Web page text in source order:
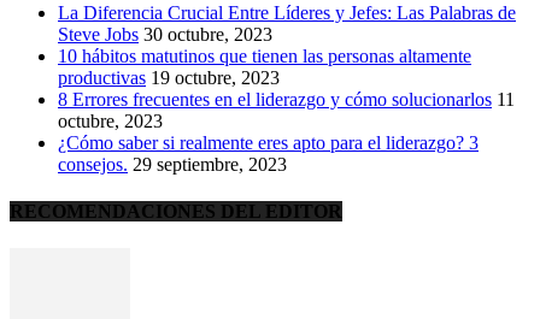
La Diferencia Crucial Entre Líderes y Jefes: Las Palabras de
Steve Jobs 30 octubre, 2023
10 hábitos matutinos que tienen las personas altamente
productivas 19 octubre, 2023
8 Errores frecuentes en el liderazgo y cómo solucionarlos 11
octubre, 2023
¿Cómo saber si realmente eres apto para el liderazgo? 3
consejos. 29 septiembre, 2023
RECOMENDACIONES DEL EDITOR